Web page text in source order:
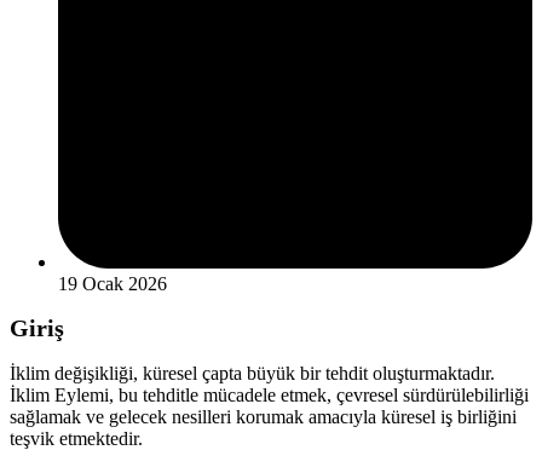
19 Ocak 2026
Giriş
İklim değişikliği, küresel çapta büyük bir tehdit oluşturmaktadır.
İklim Eylemi, bu tehditle mücadele etmek, çevresel sürdürülebilirliği
sağlamak ve gelecek nesilleri korumak amacıyla küresel iş birliğini
teşvik etmektedir.